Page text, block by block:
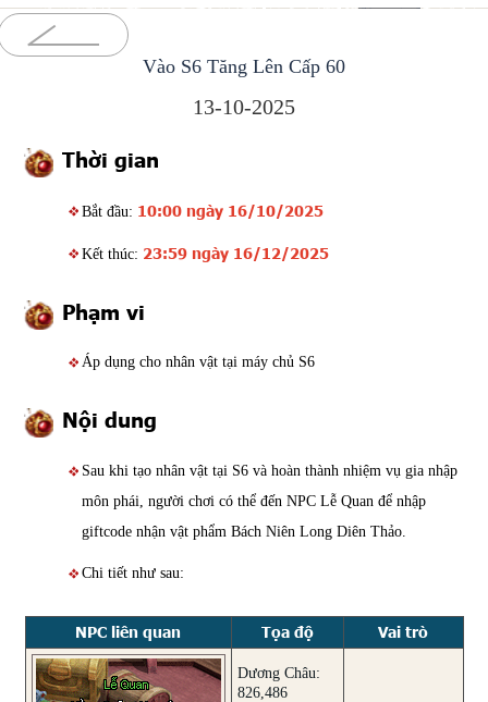
Vào S6 Tăng Lên Cấp 60
13-10-2025
Thời gian
Bắt đầu: 10:00 ngày 16/10/2025
Kết thúc: 23:59 ngày 16/12/2025
Phạm vi
Áp dụng cho nhân vật tại máy chủ S6
Nội dung
Sau khi tạo nhân vật tại S6 và hoàn thành nhiệm vụ gia nhập
môn phái, người chơi có thể đến NPC Lễ Quan để nhập
giftcode nhận vật phẩm Bách Niên Long Diên Thảo.
Chi tiết như sau:
NPC liên quan Tọa độ Vai trò
Dương Châu:
826,486